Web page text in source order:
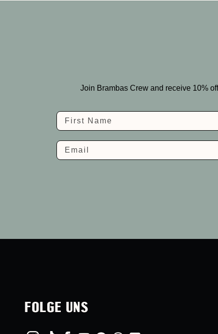
Join Brambas Crew and receive 10%
Name
Email
FOLGE UNS